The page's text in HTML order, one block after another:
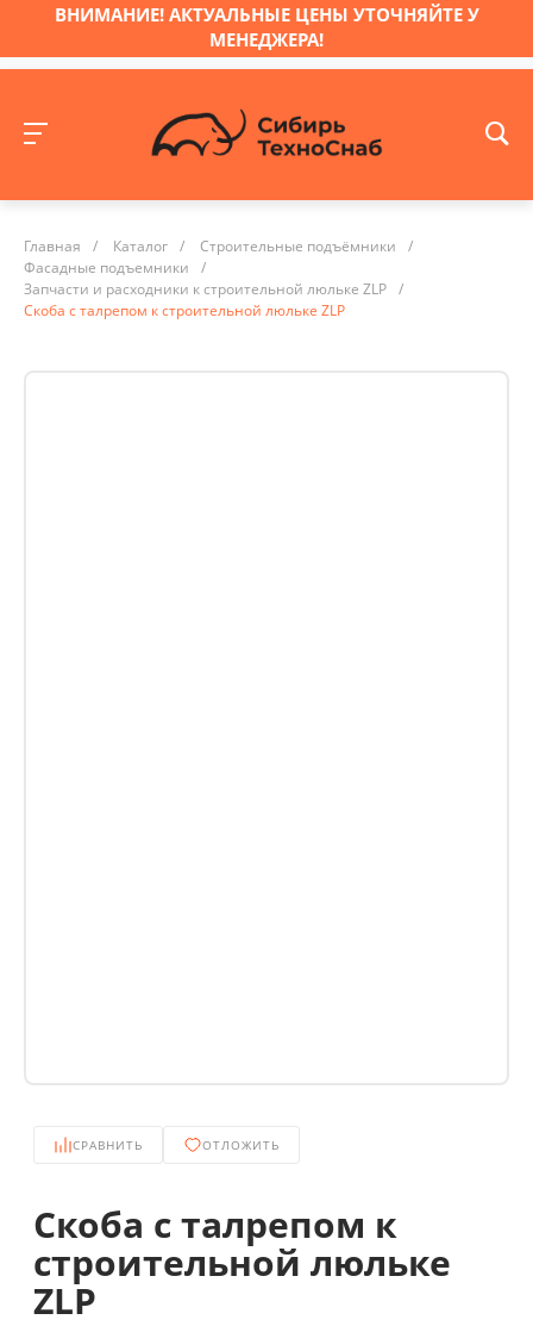
ВНИМАНИЕ! АКТУАЛЬНЫЕ ЦЕНЫ УТОЧНЯЙТЕ У
МЕНЕДЖЕРА!
Главная / Каталог / Строительные подъёмники
/
Фасадные подъемники
/
Запчасти и расходники к строительной люльке ZLP /
Скоба с талрепом к строительной люльке ZLP
СРАВНИТЬ ОТЛОЖИТЬ
Скоба с талрепом к
строительной люльке
ZLP